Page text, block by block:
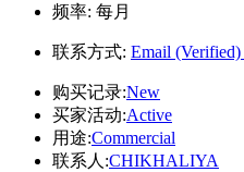
频率: 每月
联系方式: Email (Verified)
购买记录:New
买家活动:Active
用途:Commercial
联系人:CHIKHALIYA